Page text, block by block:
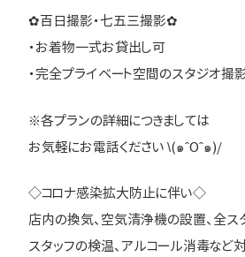
✿百日撮影・七五三撮影✿
・お着物一式お貸出し可
・完全プライベート空間のスタジオ撮
※各プランの詳細につきましては
お気軽にお電話ください \(๑ˆOˆ๑)/
◇コロナ感染拡大防止に伴い◇
店内の換気、空気清浄機の設置、全ス
スタッフの検温、アルコール消毒など